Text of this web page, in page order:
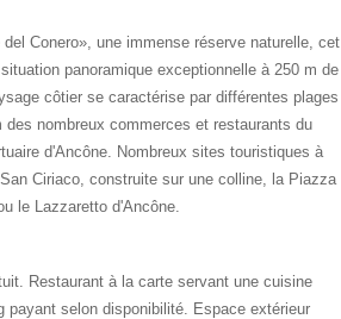
Conero», une immense réserve naturelle, cet
panoramique exceptionnelle à 250 m de
côtier se caractérise par différentes plages
nombreux commerces et restaurants du
d'Ancône. Nombreux sites touristiques à
Ciriaco, construite sur une colline, la Piazza
le Lazzaretto d'Ancône.
Restaurant à la carte servant une cuisine
payant selon disponibilité. Espace extérieur